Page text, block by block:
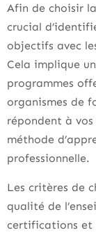
Afin de choisir
crucial
objectifs avec
Cela implique
programmes
organismes de
répondent à
méthode
professionnelle.
Les critères de
qualité de
certifications et